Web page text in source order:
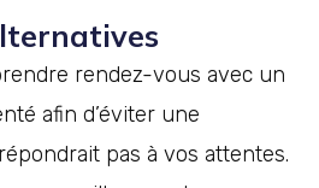
rendez-vous avec un
afin d’éviter une
pas à vos attentes.